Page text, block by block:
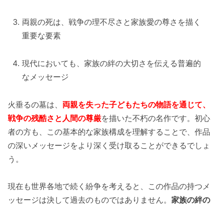
両親の死は、戦争の理不尽さと家族愛の尊さを描く
重要な要素
現代においても、家族の絆の大切さを伝える普遍的
なメッセージ
火垂るの墓は、 両親を失った子どもたちの物語を通じて、
戦争の残酷さと人間の尊厳を描いた不朽の名作です。初心
者の方も、この基本的な家族構成を理解することで、作品
の深いメッセージをより深く受け取ることができるでしょ
う。
現在も世界各地で続く紛争を考えると、この作品の持つメ
ッセージは決して過去のものではありません。 家族の絆の